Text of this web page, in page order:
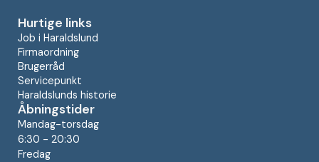
Hurtige links
Job i Haraldslund
Firmaordning
Brugerråd
Servicepunkt
Haraldslunds historie
Åbningstider
Mandag-torsdag
6:30 - 20:30
Fredag